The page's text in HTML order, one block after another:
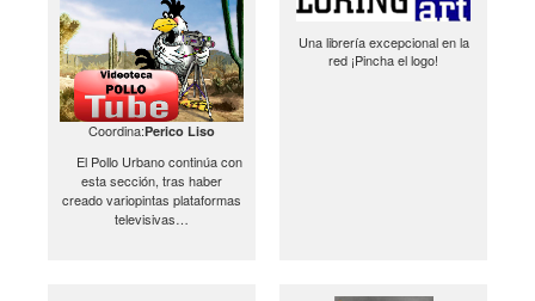
Coordina:Perico Liso
El Pollo Urbano continúa con
esta sección, tras haber
creado variopintas plataformas
televisivas…
Una librería excepcional en la
red ¡Pincha el logo!